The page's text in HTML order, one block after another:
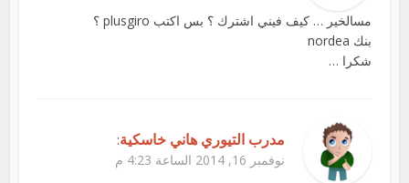
مسالخير … كيف فيني اشترك ؟ بس اكتب plusgiro ؟
بنك nordea
شكرا …
مدرب التيوري هاني خاسكية:
نوفمبر 16, 2014 الساعة 4:23 م